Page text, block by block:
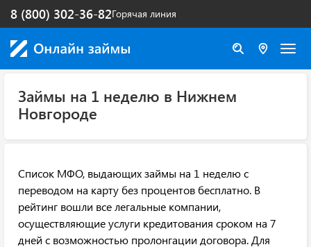
Горячая линия
8 (800) 302-36-82
Займы на 1 неделю в Нижнем
Новгороде
Список МФО, выдающих займы на 1 неделю с
переводом на карту без процентов бесплатно. В
рейтинг вошли все легальные компании,
осуществляющие услуги кредитования сроком на 7
дней с возможностью пролонгации договора. Для